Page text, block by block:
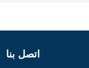
اتصل بنا